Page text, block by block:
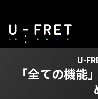
U-
「全ての機能